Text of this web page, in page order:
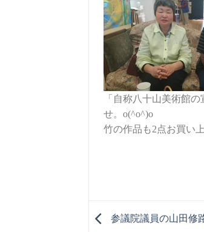
「自称八十山美術館
せ。o(^o^)o
竹の作品も2点お買い
参議院議員の山田修